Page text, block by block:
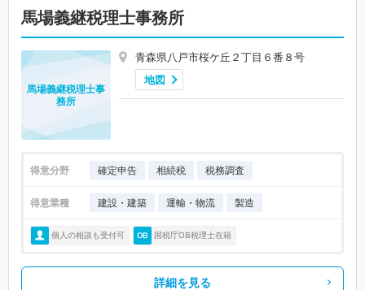
馬場義継税理士事務所
青森県八戸市桜ケ丘２丁目６番８号
地図
馬場義継税理士事
務所
得意分野 確定申告 相続税 税務調査
得意業種 建設・建築 運輸・物流 製造
個人の相談も受付可 国税庁OB税理士在籍
詳細を見る